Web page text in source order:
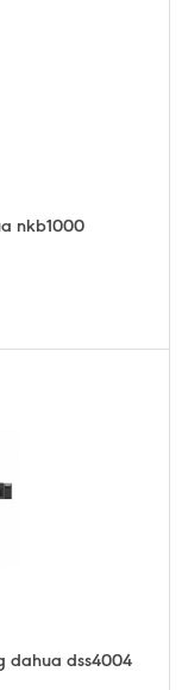
nkb1000
dahua dss4004